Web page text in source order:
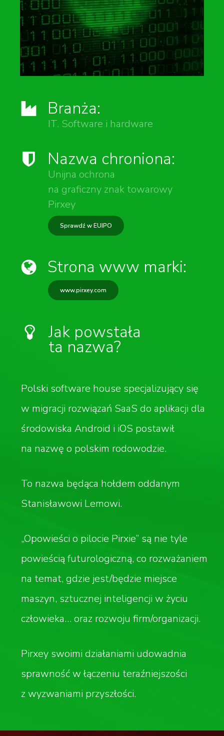
Branża:
IT. Software i hardware
Nazwa chroniona:
Unijna ochrona
na graficzny znak towarowy
Pirxey
Sprawdź w EUIPO
Strona www marki:
www.pirxey.com
Jak powstała
ta nazwa?
Polski software house specjalizujący się
w migracji rozwiązań SaaS do aplikacji dla
środowiska Android i iOS postawił
na nazwę o polskim rodowodzie.
To nazwa będąca hołdem oddanym
Stanisławowi Lemowi.
„Opowieści o pilocie Pirxie” są nie tyle
powieścią futurologiczną, co rozważaniem
na temat, gdzie jest/będzie miejsce
maszyn, sztucznej inteligencji w życiu
człowieka… oraz rozwoju firm/organizacji.
Pirxey swoimi działaniami udowadnia
sprawność w łączeniu teraźniejszości
z wyzwaniami przyszłości.